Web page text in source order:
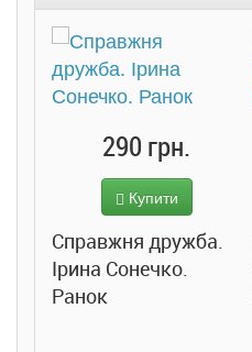
290 грн.
Купити
Справжня дружба.
Ірина Сонечко.
Ранок